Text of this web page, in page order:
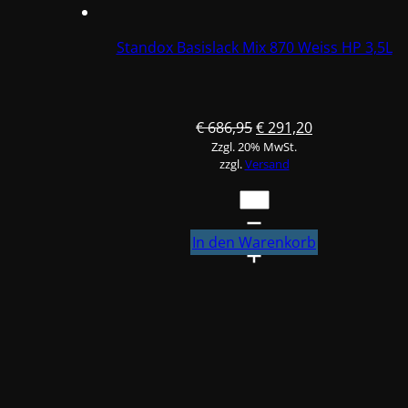
Standox Basislack Mix 870 Weiss HP 3,5L
€686,95Ursprünglicher
Preis
war:
€ 686,95
€291,20Aktueller
Zzgl. 20% MwSt.
zzgl.Versand
Standox
Basislack
Mix
870
In den Warenkorb